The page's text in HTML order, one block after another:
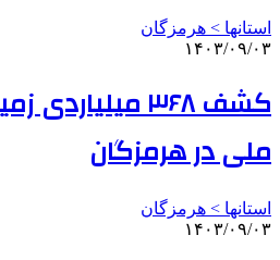
استانها > هرمزگان
۱۴۰۳/۰۹/۰۳
کشف ۳۶۸
ملی در هرمزگان
استانها > هرمزگان
۱۴۰۳/۰۹/۰۳